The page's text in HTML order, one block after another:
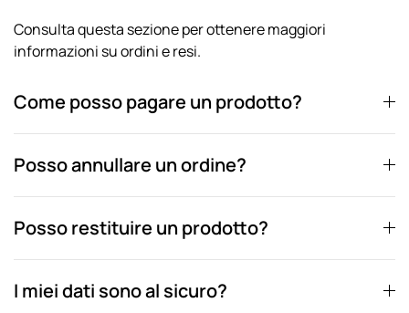
Consulta questa sezione per ottenere maggiori
informazioni su ordini e resi.
Come posso pagare un prodotto?
Posso annullare un ordine?
Posso restituire un prodotto?
I miei dati sono al sicuro?